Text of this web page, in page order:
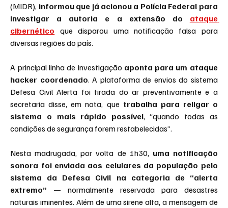
(MIDR), informou que já acionou a Polícia Federal para
investigar a autoria e a extensão do ataque
cibernético que disparou uma notificação falsa para
diversas regiões do país.
A principal linha de investigação aponta para um ataque
hacker coordenado. A plataforma de envios do sistema
Defesa Civil Alerta foi tirada do ar preventivamente e a
secretaria disse, em nota, que trabalha para religar o
sistema o mais rápido possível, “quando todas as
condições de segurança forem restabelecidas”.
Nesta madrugada, por volta de 1h30, uma notificação
sonora foi enviada aos celulares da população pelo
sistema da Defesa Civil na categoria de “alerta
extremo” — normalmente reservada para desastres
naturais iminentes. Além de uma sirene alta, a mensagem de